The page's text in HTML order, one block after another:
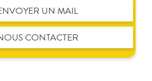
UN MAIL
CONTACTER